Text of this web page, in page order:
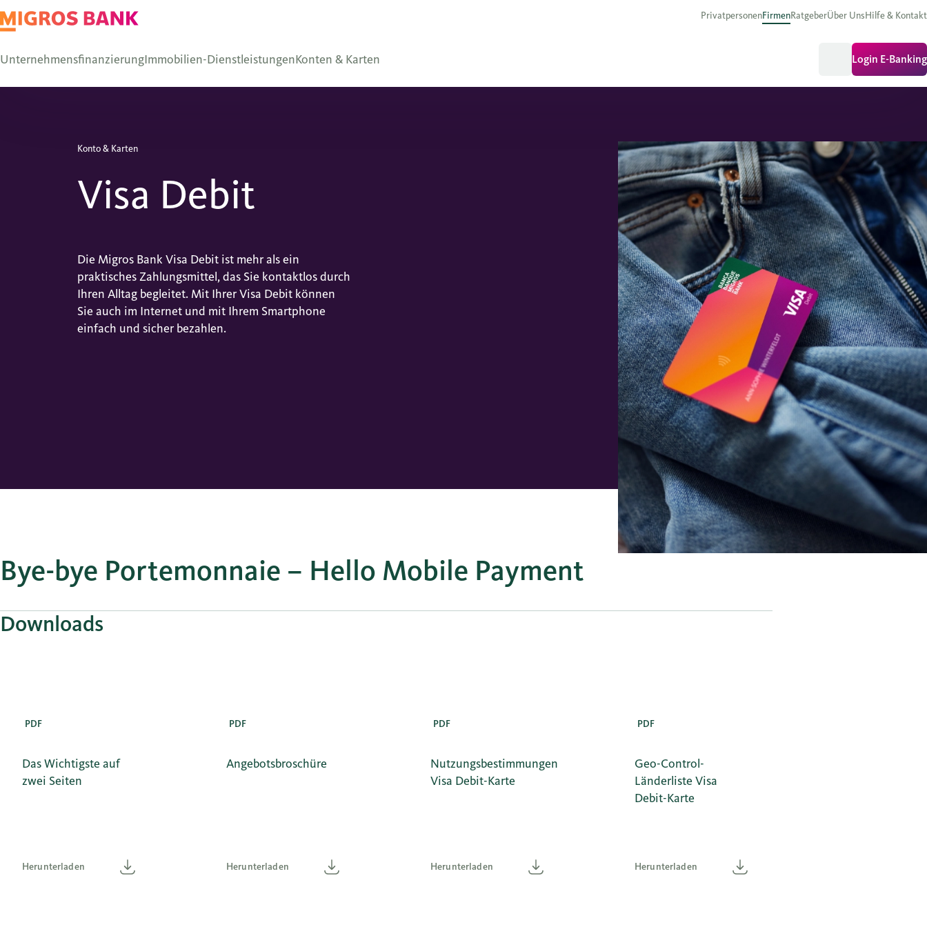
PrivatpersonenFirmenRatgeberÜber UnsHilfe & Kontakt
UnternehmensfinanzierungImmobilien-DienstleistungenKonten & Karten Login E-Banking
Konto & Karten
Visa Debit
Die Migros Bank Visa Debit ist mehr als ein
praktisches Zahlungsmittel, das Sie kontaktlos durch
Ihren Alltag begleitet. Mit Ihrer Visa Debit können
Sie auch im Internet und mit Ihrem Smartphone
einfach und sicher bezahlen.
Bye-bye Portemonnaie – Hello Mobile Payment
Downloads
PDF
Das Wichtigste auf
zwei Seiten
Herunterladen
PDF
Angebotsbroschüre
Herunterladen
PDF
Nutzungsbestimmungen
Visa Debit-Karte
Herunterladen
PDF
Geo-Control-
Länderliste Visa
Debit-Karte
Herunterladen